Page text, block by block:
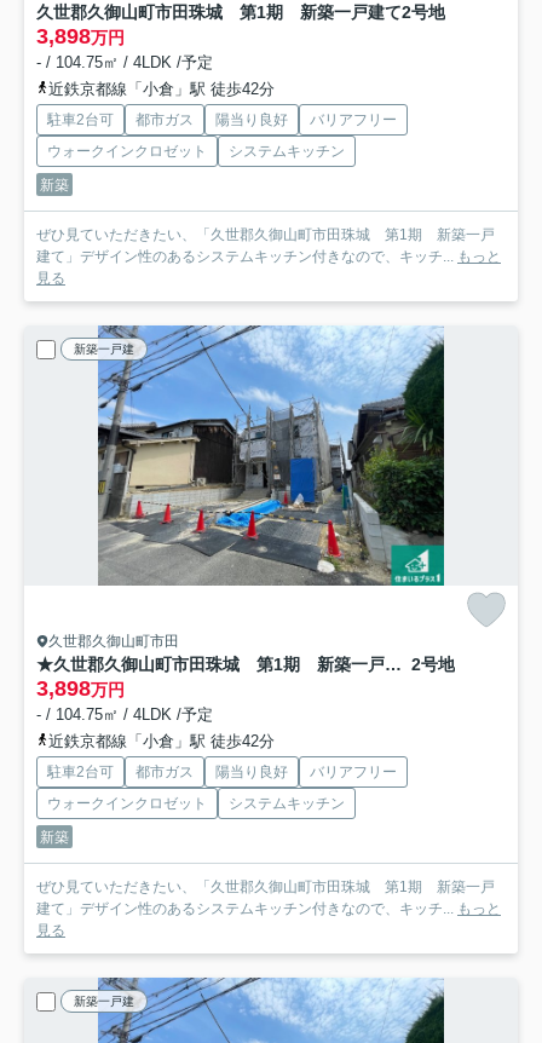
久世郡久御山町市田珠城 第1期 新築一戸建て2号地
3,898万円
- / 104.75㎡ / 4LDK /予定
近鉄京都線「小倉」駅 徒歩42分
駐車2台可 都市ガス 陽当り良好
バリアフリー
ウォークインクロゼット
システムキッチン
新築
ぜひ見ていただきたい、「久世郡久御山町市田珠城 第1期 新築一戸
建て」デザイン性のあるシステムキッチン付きなので、キッチ...
もっと
見る
新築一戸建
久世郡久御山町市田
★久世郡久御山町市田珠城 第1期 新築一戸建て 2号地
3,898万円
- / 104.75㎡ / 4LDK /予定
近鉄京都線「小倉」駅 徒歩42分
駐車2台可 都市ガス 陽当り良好
バリアフリー
ウォークインクロゼット
システムキッチン
新築
ぜひ見ていただきたい、「久世郡久御山町市田珠城 第1期 新築一戸
建て」デザイン性のあるシステムキッチン付きなので、キッチ...
もっと
見る
新築一戸建